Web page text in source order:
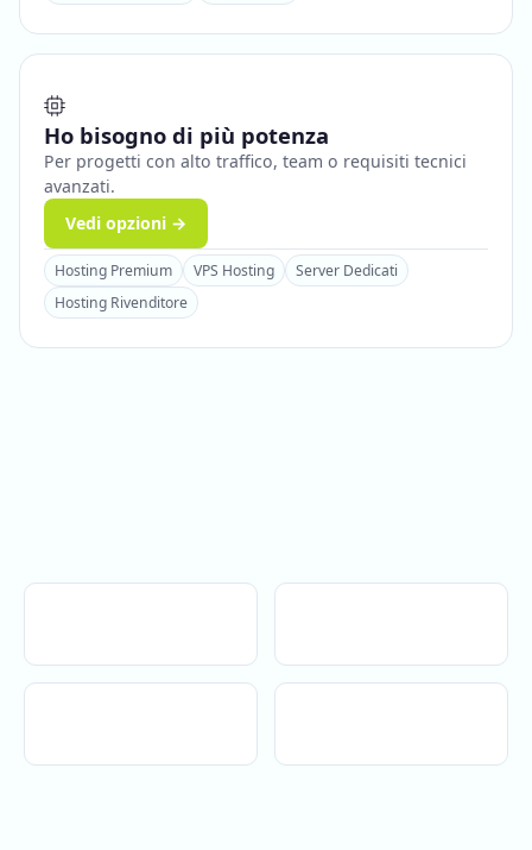
Ho bisogno di più potenza
Per progetti con alto traffico, team o requisiti tecnici
avanzati.
Vedi opzioni →
Hosting Premium VPS Hosting
Server Dedicati
Hosting Rivenditore